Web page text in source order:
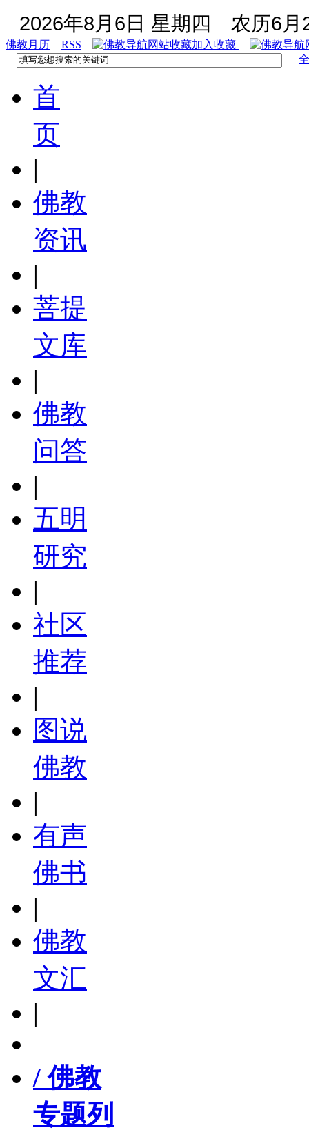
2026年8月6日 星期四 农历6月
佛教月历 RSS
加入收藏
首
页
|
佛教
资讯
|
菩提
文库
|
佛教
问答
|
五明
研究
|
社区
推荐
|
图说
佛教
|
有声
佛书
|
佛教
文汇
|
/ 佛教
专题列